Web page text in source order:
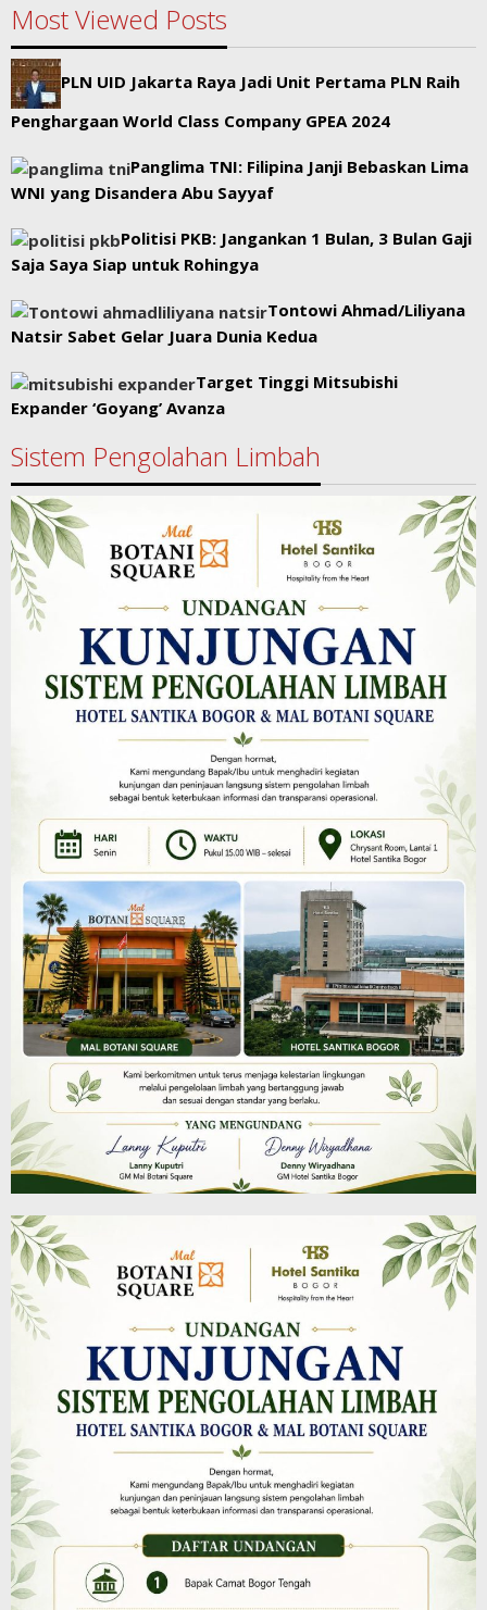
Most Viewed Posts
PLN UID Jakarta Raya Jadi Unit Pertama PLN Raih
Penghargaan World Class Company GPEA 2024
Panglima TNI: Filipina Janji Bebaskan Lima
WNI yang Disandera Abu Sayyaf
Politisi PKB: Jangankan 1 Bulan, 3 Bulan Gaji
Saja Saya Siap untuk Rohingya
Tontowi Ahmad/Liliyana
Natsir Sabet Gelar Juara Dunia Kedua
Target Tinggi Mitsubishi
Expander ‘Goyang’ Avanza
Sistem Pengolahan Limbah